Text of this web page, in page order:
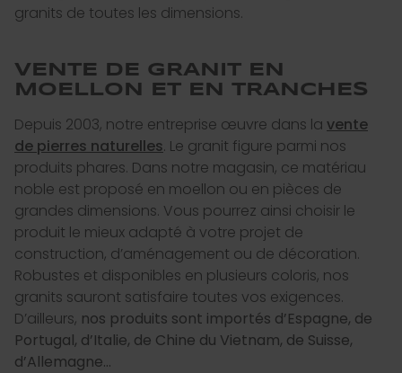
granits de toutes les dimensions.
VENTE DE GRANIT EN
MOELLON ET EN TRANCHES
Depuis 2003, notre entreprise œuvre dans la vente
de pierres naturelles. Le granit figure parmi nos
produits phares. Dans notre magasin, ce matériau
noble est proposé en moellon ou en pièces de
grandes dimensions. Vous pourrez ainsi choisir le
produit le mieux adapté à votre projet de
construction, d’aménagement ou de décoration.
Robustes et disponibles en plusieurs coloris, nos
granits sauront satisfaire toutes vos exigences.
D’ailleurs, nos produits sont importés d’Espagne, de
Portugal, d’Italie, de Chine du Vietnam, de Suisse,
d’Allemagne…